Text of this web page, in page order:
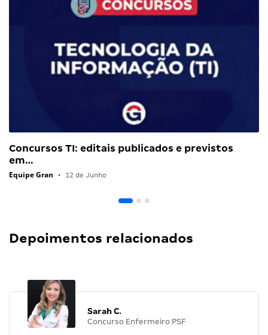
Concursos TI: editais publicados e previstos
em…
Equipe Gran • 12 de Junho
Depoimentos relacionados
Sarah C.
Concurso Enfermeiro PSF